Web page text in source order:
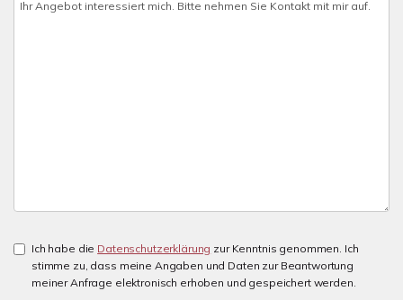
Ich habe die Datenschutzerklärung zur Kenntnis genommen. Ich
stimme zu, dass meine Angaben und Daten zur Beantwortung
meiner Anfrage elektronisch erhoben und gespeichert werden.